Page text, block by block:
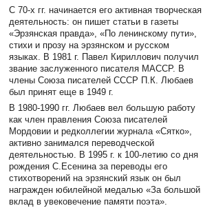
С 70-х гг. начинается его активная творческая
деятельность: он пишет статьи в газеты
«Эрзянcкая правда», «По ленинскому пути»,
стихи и прозу на эрзянском и русском
языках. В 1981 г. Павел Кириллович получил
звание заслуженного писателя МАССР. В
члены Союза писателей CCCР П.К. Любаев
был принят еще в 1949 г.
В 1980-1990 гг. Любаев вел большую работу
как член правления Союза писателей
Мордовии и редколлегии журнала «Сятко»,
активно занимался переводческой
деятельностью. В 1995 г. к 100-летию со дня
рождения С.Есенина за переводы его
стихотворений на эрзянский язык он был
награжден юбилейной медалью «За большой
вклад в увековечение памяти поэта».